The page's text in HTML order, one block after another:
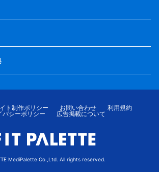
ト制作ポリシー お問い合わせ
利用規約
バシーポリシー
広告掲載について
MediPalette Co.,Ltd. All rights reserved.